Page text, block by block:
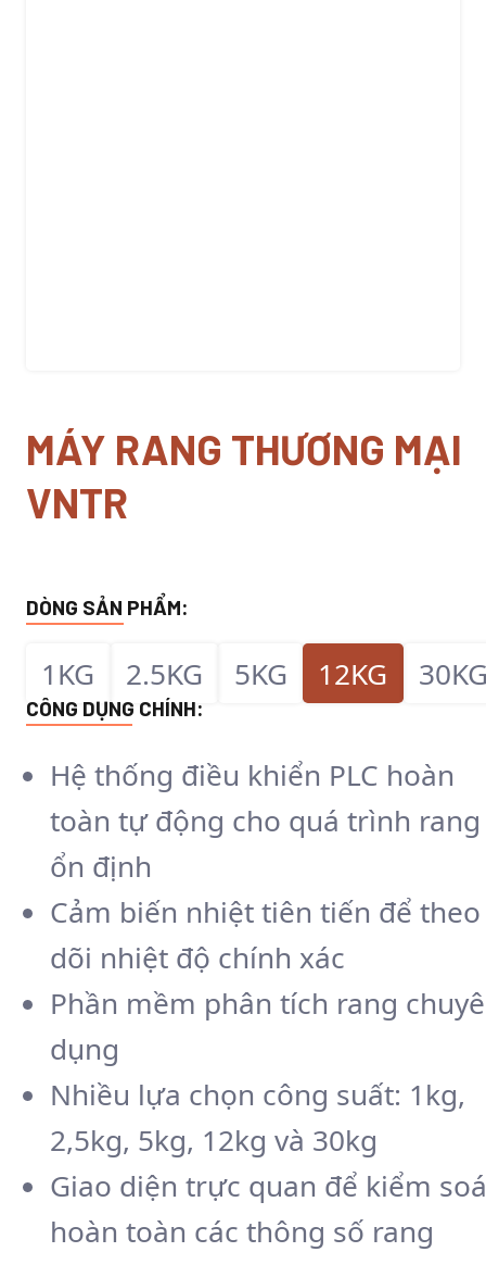
MÁY RANG THƯƠNG MẠI
VNTR
DÒNG SẢN PHẨM:
1KG 2.5KG 5KG 12KG
CÔNG DỤNG CHÍNH:
Hệ thống điều khiển PLC hoàn
toàn tự động cho quá trình rang
ổn định
Cảm biến nhiệt tiên tiến để theo
dõi nhiệt độ chính xác
Phần mềm phân tích rang
dụng
Nhiều lựa chọn công suất: 1kg,
2,5kg, 5kg, 12kg và 30kg
Giao diện trực quan để kiểm
hoàn toàn các thông số rang